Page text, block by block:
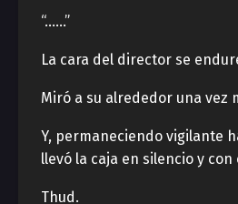
“……”
La cara del director se
Miró a su alrededor una vez
Y, permaneciendo vigilante
llevó la caja en silencio y con
Thud.